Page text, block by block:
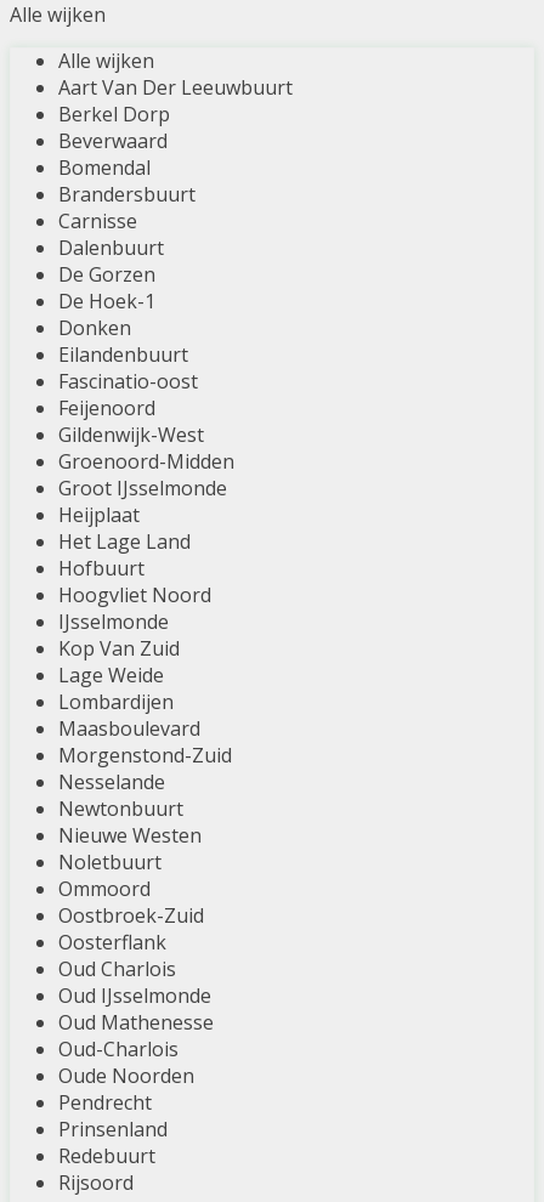
Alle wijken
Alle wijken
Aart Van Der Leeuwbuurt
Berkel Dorp
Beverwaard
Bomendal
Brandersbuurt
Carnisse
Dalenbuurt
De Gorzen
De Hoek-1
Donken
Eilandenbuurt
Fascinatio-oost
Feijenoord
Gildenwijk-West
Groenoord-Midden
Groot IJsselmonde
Heijplaat
Het Lage Land
Hofbuurt
Hoogvliet Noord
IJsselmonde
Kop Van Zuid
Lage Weide
Lombardijen
Maasboulevard
Morgenstond-Zuid
Nesselande
Newtonbuurt
Nieuwe Westen
Noletbuurt
Ommoord
Oostbroek-Zuid
Oosterflank
Oud Charlois
Oud IJsselmonde
Oud Mathenesse
Oud-Charlois
Oude Noorden
Pendrecht
Prinsenland
Redebuurt
Rijsoord